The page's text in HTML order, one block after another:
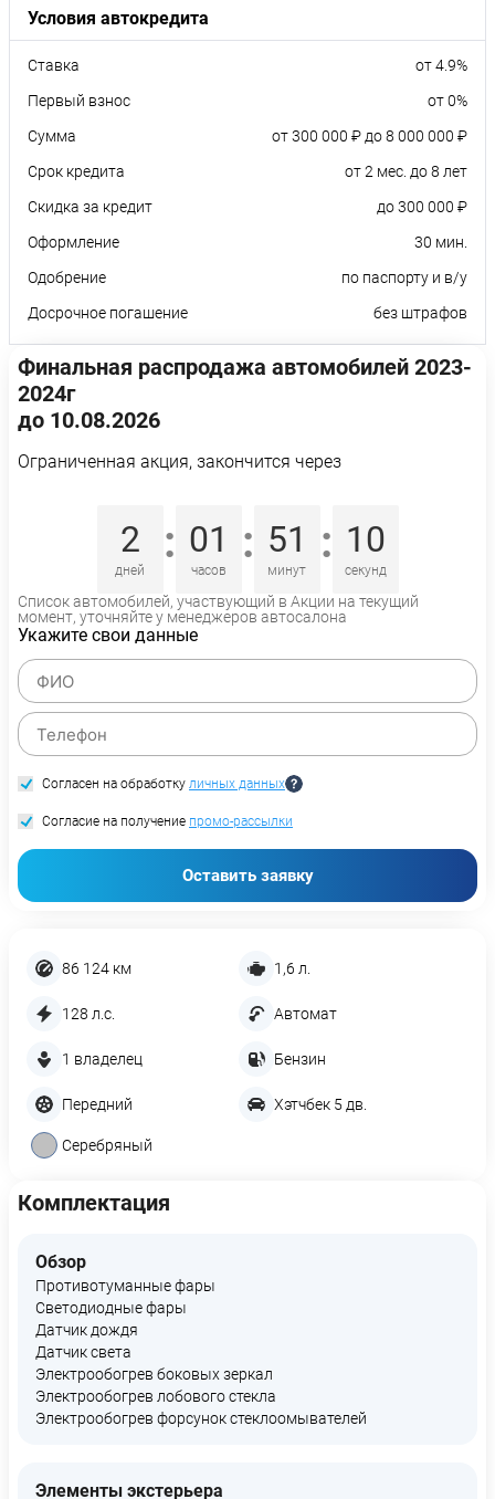
86 124 км 1,6 л.
128 л.с. Автомат
1 владелец Бензин
Передний Хэтчбек 5 дв.
Серебряный
Комплектация
Обзор
Противотуманные фары
Светодиодные фары
Датчик дождя
Датчик света
Электрообогрев боковых зеркал
Электрообогрев лобового стекла
Электрообогрев форсунок стеклоомывателей
Элементы экстерьера
Условия автокредита
Ставка
от 4.9%
Первый взнос
от 0%
Сумма
от 300 000 ₽ до 8 000 000 ₽
Срок кредита
от 2 мес. до 8 лет
Скидка за кредит
до 300 000 ₽
Оформление
30 мин.
Одобрение
по паспорту и в/у
Досрочное погашение
без штрафов
Финальная распродажа автомобилей 2023-
2024г
до 10.08.2026
Ограниченная акция, закончится через
2
дней
: 01
часов
: 51
минут
: 10
секунд
Список автомобилей, участвующий в Акции на текущий
момент, уточняйте у менеджеров автосалона
Укажите свои данные
Согласен на обработку личных данных
Согласие на получение промо-рассылки
Оставить заявку